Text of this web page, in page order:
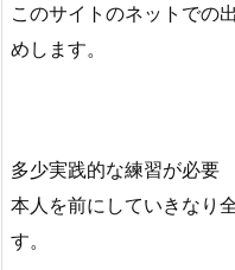
このサイトのネットでの
めします。
多少実践的な練習が必要
本人を前にしていきなり
す。